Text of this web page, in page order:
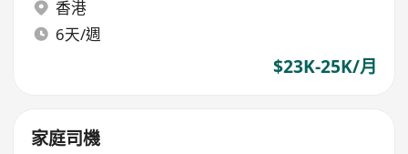
香港
6天/週
$23K-25K/月
家庭司機